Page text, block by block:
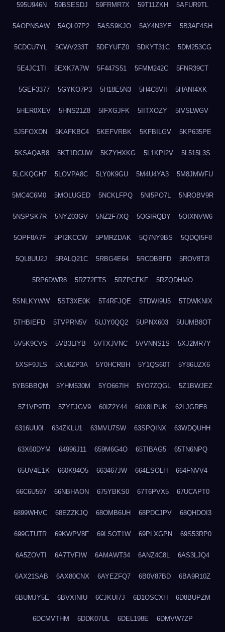
595U946N 59BSESDJ 59FRMR7X 59T11ZKH 5AFUR9TL
5AOPNSAW 5AQL07P2 5ASS9KJO 5AY4N3YE 5B3AF4SH
5CDCU7YL 5CWV233T 5DFYUFZ0 5DKYT31C 5DM253CG
5E4JC1TI 5EXK7A7W 5F447S51 5FMM242C 5FNR39CT
5GEF3377 5GYKO7P3 5H18E5N3 5H4C8VII 5HANI4XK
5HER0XEV 5HNS21Z8 5IFXGJFK 5IITXOZY 5IVSLWGV
5J5FOXDN 5KAFKBC4 5KEFVRBK 5KFBILGV 5KP635PE
5KSAQAB8 5KT1DCUW 5KZYHXKG 5L1KPI2V 5L515L3S
5LCKQGH7 5LOVPA8C 5LY0K9GU 5M4U4YA3 5M8JMWFU
5MC4C6M0 5MOLUGED 5NCKLFPQ 5NI5PO7L 5NROBV9R
5NSPSK7R 5NYZ03GV 5NZ2F7XQ 5OGIRQDY 5OIXNVW6
5OPF8A7F 5PI2KCCW 5PMRZDAK 5Q7NY9BS 5QDQI5F8
5QL8UU2J 5RALQ21C 5RBG4E64 5RCDBBFD 5ROV8T2I
5RP6DWR8 5RZ72FTS 5RZPCFKF 5RZQDHMO
5SNLKYWW 5ST3XE0K 5T4RFJQE 5TDWI9U5 5TDWKNIX
5THBIEFD 5TVPRN5V 5UJY0QQ2 5UPNX603 5UUMB8OT
5V5K9CVS 5VB3LIYB 5VTXJVNC 5VVNNS1S 5XJ2MR7Y
5XSF9JLS 5XU6ZP3A 5Y0HCRBH 5Y1QS60T 5Y86UZX6
5YB5BBQM 5YHM530M 5YO667IH 5YO7ZQGL 5Z1BWJEZ
5Z1VP9TD 5ZYFJGV9 60IZ2Y44 60X8LPUK 62LJGRE8
6316UU0I 634ZKLU1 63MVU7SW 63SPQINX 63WDQUHH
63X60DYM 64996J11 659M6G4O 65TIBAG5 65TN6NPQ
65UV4E1K 660K94O5 663467JW 664ESOLH 664FNVV4
66C6U597 66NBHAON 675YBKS0 67T6PVX5 67UCAPT0
6899WHVC 68EZZKJQ 68OMB6UH 68PDCJPV 68QHDOI3
699GTUTR 69KWPV8F 69LSOT1W 69PLXGPN 69S53RP0
6A5ZOVTI 6A7TVFIW 6AMAWT34 6ANZ4C8L 6AS3LJQ4
6AX21SAB 6AX80CNX 6AYEZFQ7 6B0V87BD 6BA9R10Z
6BUMJY5E 6BVXINIU 6CJKUI7J 6D1OSCXH 6D8BUPZM
6DCMVTHM 6DDK07UL 6DEL198E 6DMVW7ZP